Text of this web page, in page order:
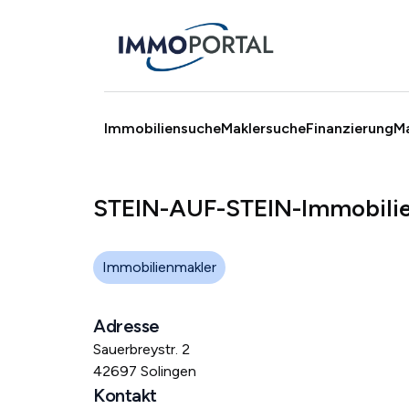
ImmobiliensucheMaklersucheFinanzierung
STEIN-AUF-STEIN-
Immobilienmakler
Adresse
Sauerbreystr. 2
42697 Solingen
Kontakt